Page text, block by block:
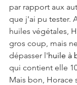
par rapport aux
que j'ai pu tester.
huiles végétales,
gros coup, mais
dépasser l'huile à
qui contient elle
Mais bon, Horace